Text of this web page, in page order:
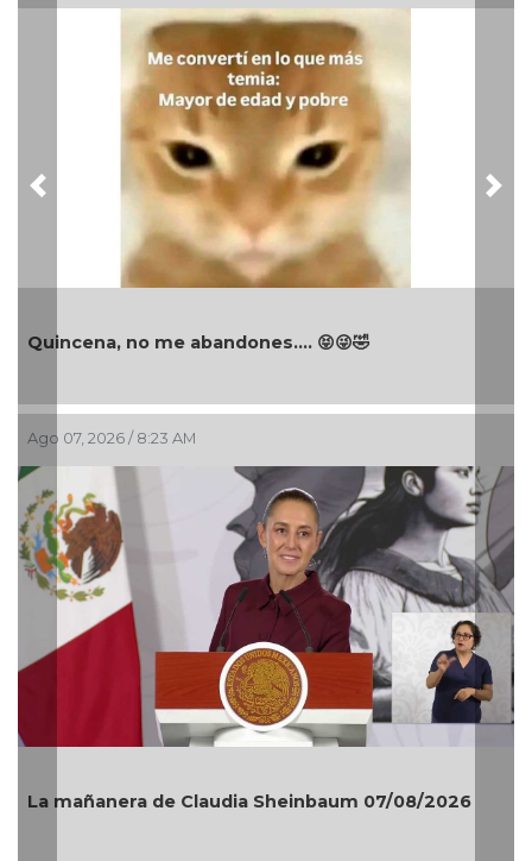
Quincena, no me abandones.... 😝😜🤣
Ago 07, 2026 / 8:23 AM
La mañanera de Claudia Sheinbaum 07/08/2026
Previous